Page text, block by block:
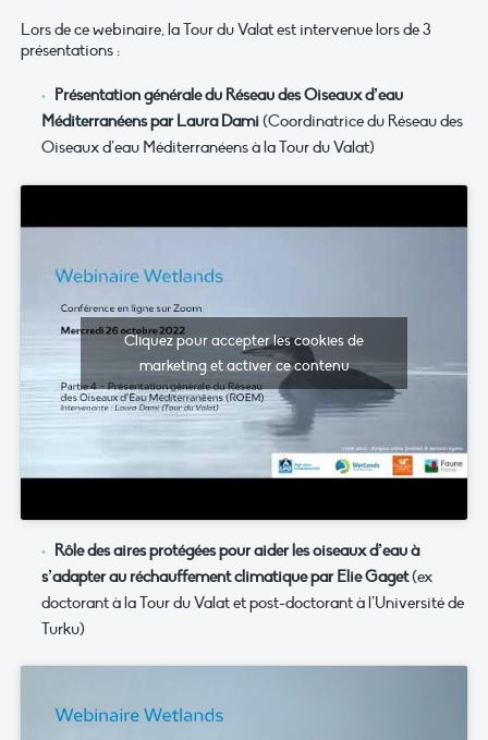
Lors de ce webinaire, la Tour du Valat est intervenue lors de 3
présentations :
Présentation générale du Réseau des Oiseaux d’eau
Méditerranéens par Laura Dami(Coordinatrice du Réseau des
Oiseaux d’eau Méditerranéens à la Tour du Valat)
Cliquez pour accepter les cookies de
marketing et activer ce contenu
Rôle des aires protégées pour aider les oiseaux d’eau à
s’adapter au réchauffement climatique par Elie Gaget(ex
doctorant à la Tour du Valat et post-doctorant à l’Université de
Turku)